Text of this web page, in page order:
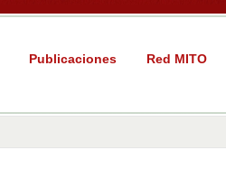
Publicaciones Red MITO